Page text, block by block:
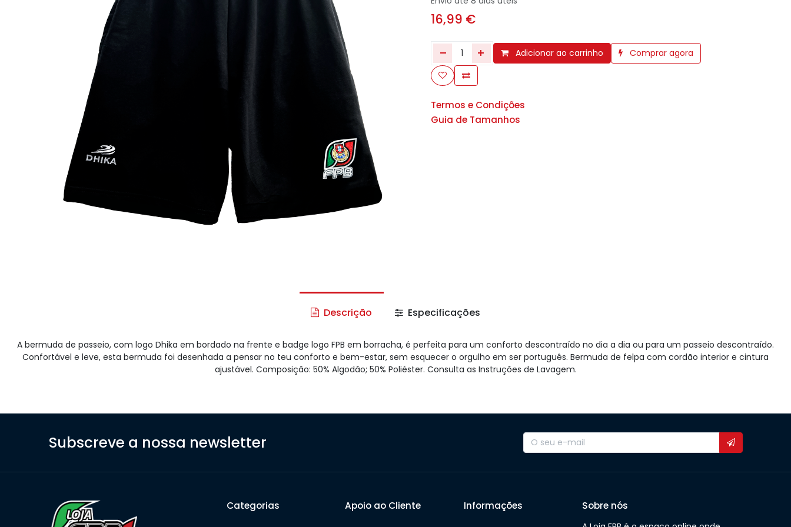
16,99 €
Adicionar ao carrinho Comprar agora
Termos e Condições
Guia de Tamanhos
Descrição Especificações
A bermuda de passeio, com logo Dhika em bordado na frente e badge logo FPB em borracha, é perfeita para um conforto descontraído no dia a dia ou para um passeio descontraído.
Confortável e leve, esta bermuda foi desenhada a pensar no teu conforto e bem-estar, sem esquecer o orgulho em ser português. Bermuda de felpa com cordão interior e cintura
ajustável. Composição: 50% Algodão; 50% Poliéster. Consulta as Instruções de Lavagem.
Subscreve a nossa newsletter
Categorias Apoio ao Cliente Informações Sobre nós